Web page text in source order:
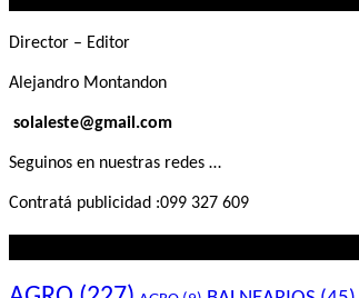
Director – Editor
Alejandro Montandon
solaleste@gmail.com
Seguinos en nuestras redes …
Contratá publicidad :099 327 609